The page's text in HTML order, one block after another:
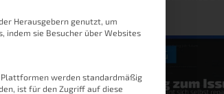
die
ist.
Herausgebern genutzt, um
indem sie Besucher über Websites
werden standardmäßig
ist für den Zugriff auf diese